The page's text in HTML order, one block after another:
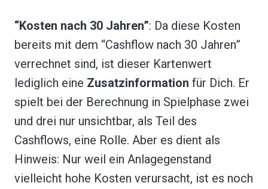
“Kosten nach 30 Jahren”: Da diese Kosten
bereits mit dem “Cashflow nach 30 Jahren”
verrechnet sind, ist dieser Kartenwert
lediglich eine Zusatzinformation für Dich. Er
spielt bei der Berechnung in Spielphase zwei
und drei nur unsichtbar, als Teil des
Cashflows, eine Rolle. Aber es dient als
Hinweis: Nur weil ein Anlagegenstand
vielleicht hohe Kosten verursacht, ist es noch